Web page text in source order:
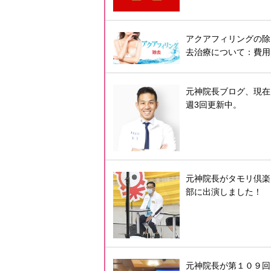
アクアフィリングの除
去治療について：費用
元神院長ブログ、現在
週3回更新中。
元神院長がタモリ倶楽
部に出演しました！
元神院長が第１０９回